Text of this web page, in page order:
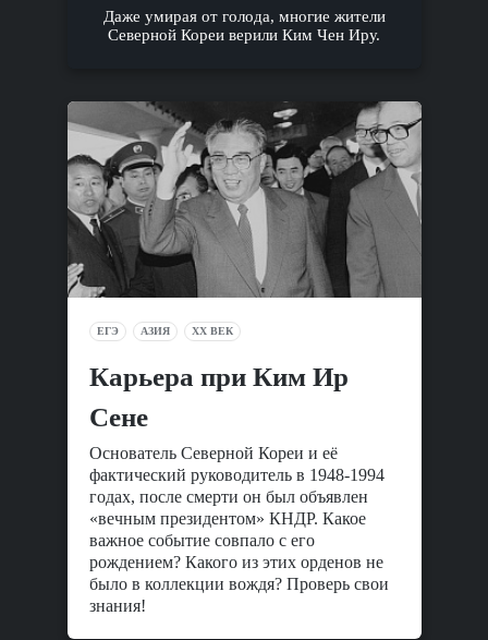
Даже умирая от голода, многие жители
Северной Кореи верили Ким Чен Иру.
ЕГЭ АЗИЯ XX ВЕК
Карьера при Ким Ир
Сене
Основатель Северной Кореи и её
фактический руководитель в 1948-1994
годах, после смерти он был объявлен
«вечным президентом» КНДР. Какое
важное событие совпало с его
рождением? Какого из этих орденов не
было в коллекции вождя? Проверь свои
знания!